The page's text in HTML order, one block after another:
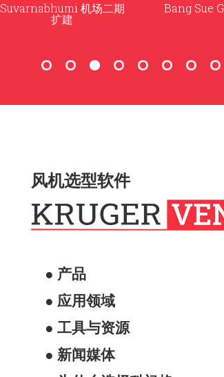
Bang Sue Grand Station
风机选型软件
● 产品
● 应用领域
● 工具与资源
● 新闻媒体